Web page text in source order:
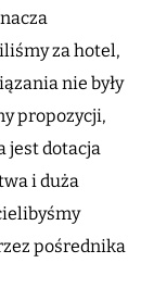
za hotel,
nie były
propozycji,
jest dotacja
i duża
pośrednika